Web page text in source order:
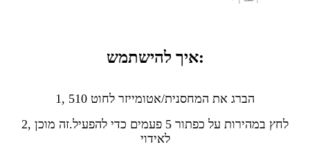
איך להישתמש:
1, הברג את המחסנית/אטומייזר לחוט 510
2, לחץ במהירות על כפתור 5 פעמים כדי להפעיל.זה מוכן
לאידוי